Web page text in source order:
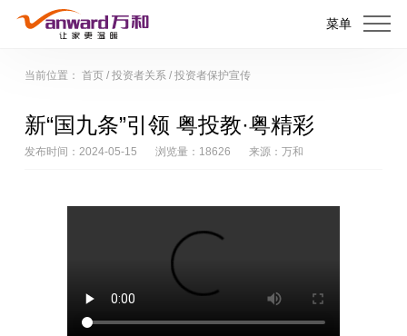
菜单
当前位置： 首页/ 投资者关系/ 投资者保护宣传
新“国九条”引领 粤投教·粤精彩
发布时间：2024-05-15 浏览量：18626 来源：万和